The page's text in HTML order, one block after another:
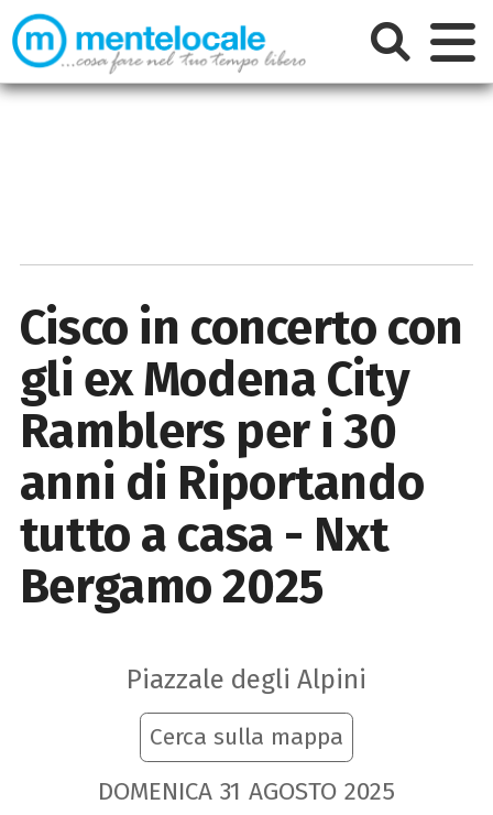
Cisco in concerto con
gli ex Modena City
Ramblers per i 30
anni di Riportando
tutto a casa - Nxt
Bergamo 2025
Piazzale degli Alpini
Cerca sulla mappa
DOMENICA 31 AGOSTO 2025